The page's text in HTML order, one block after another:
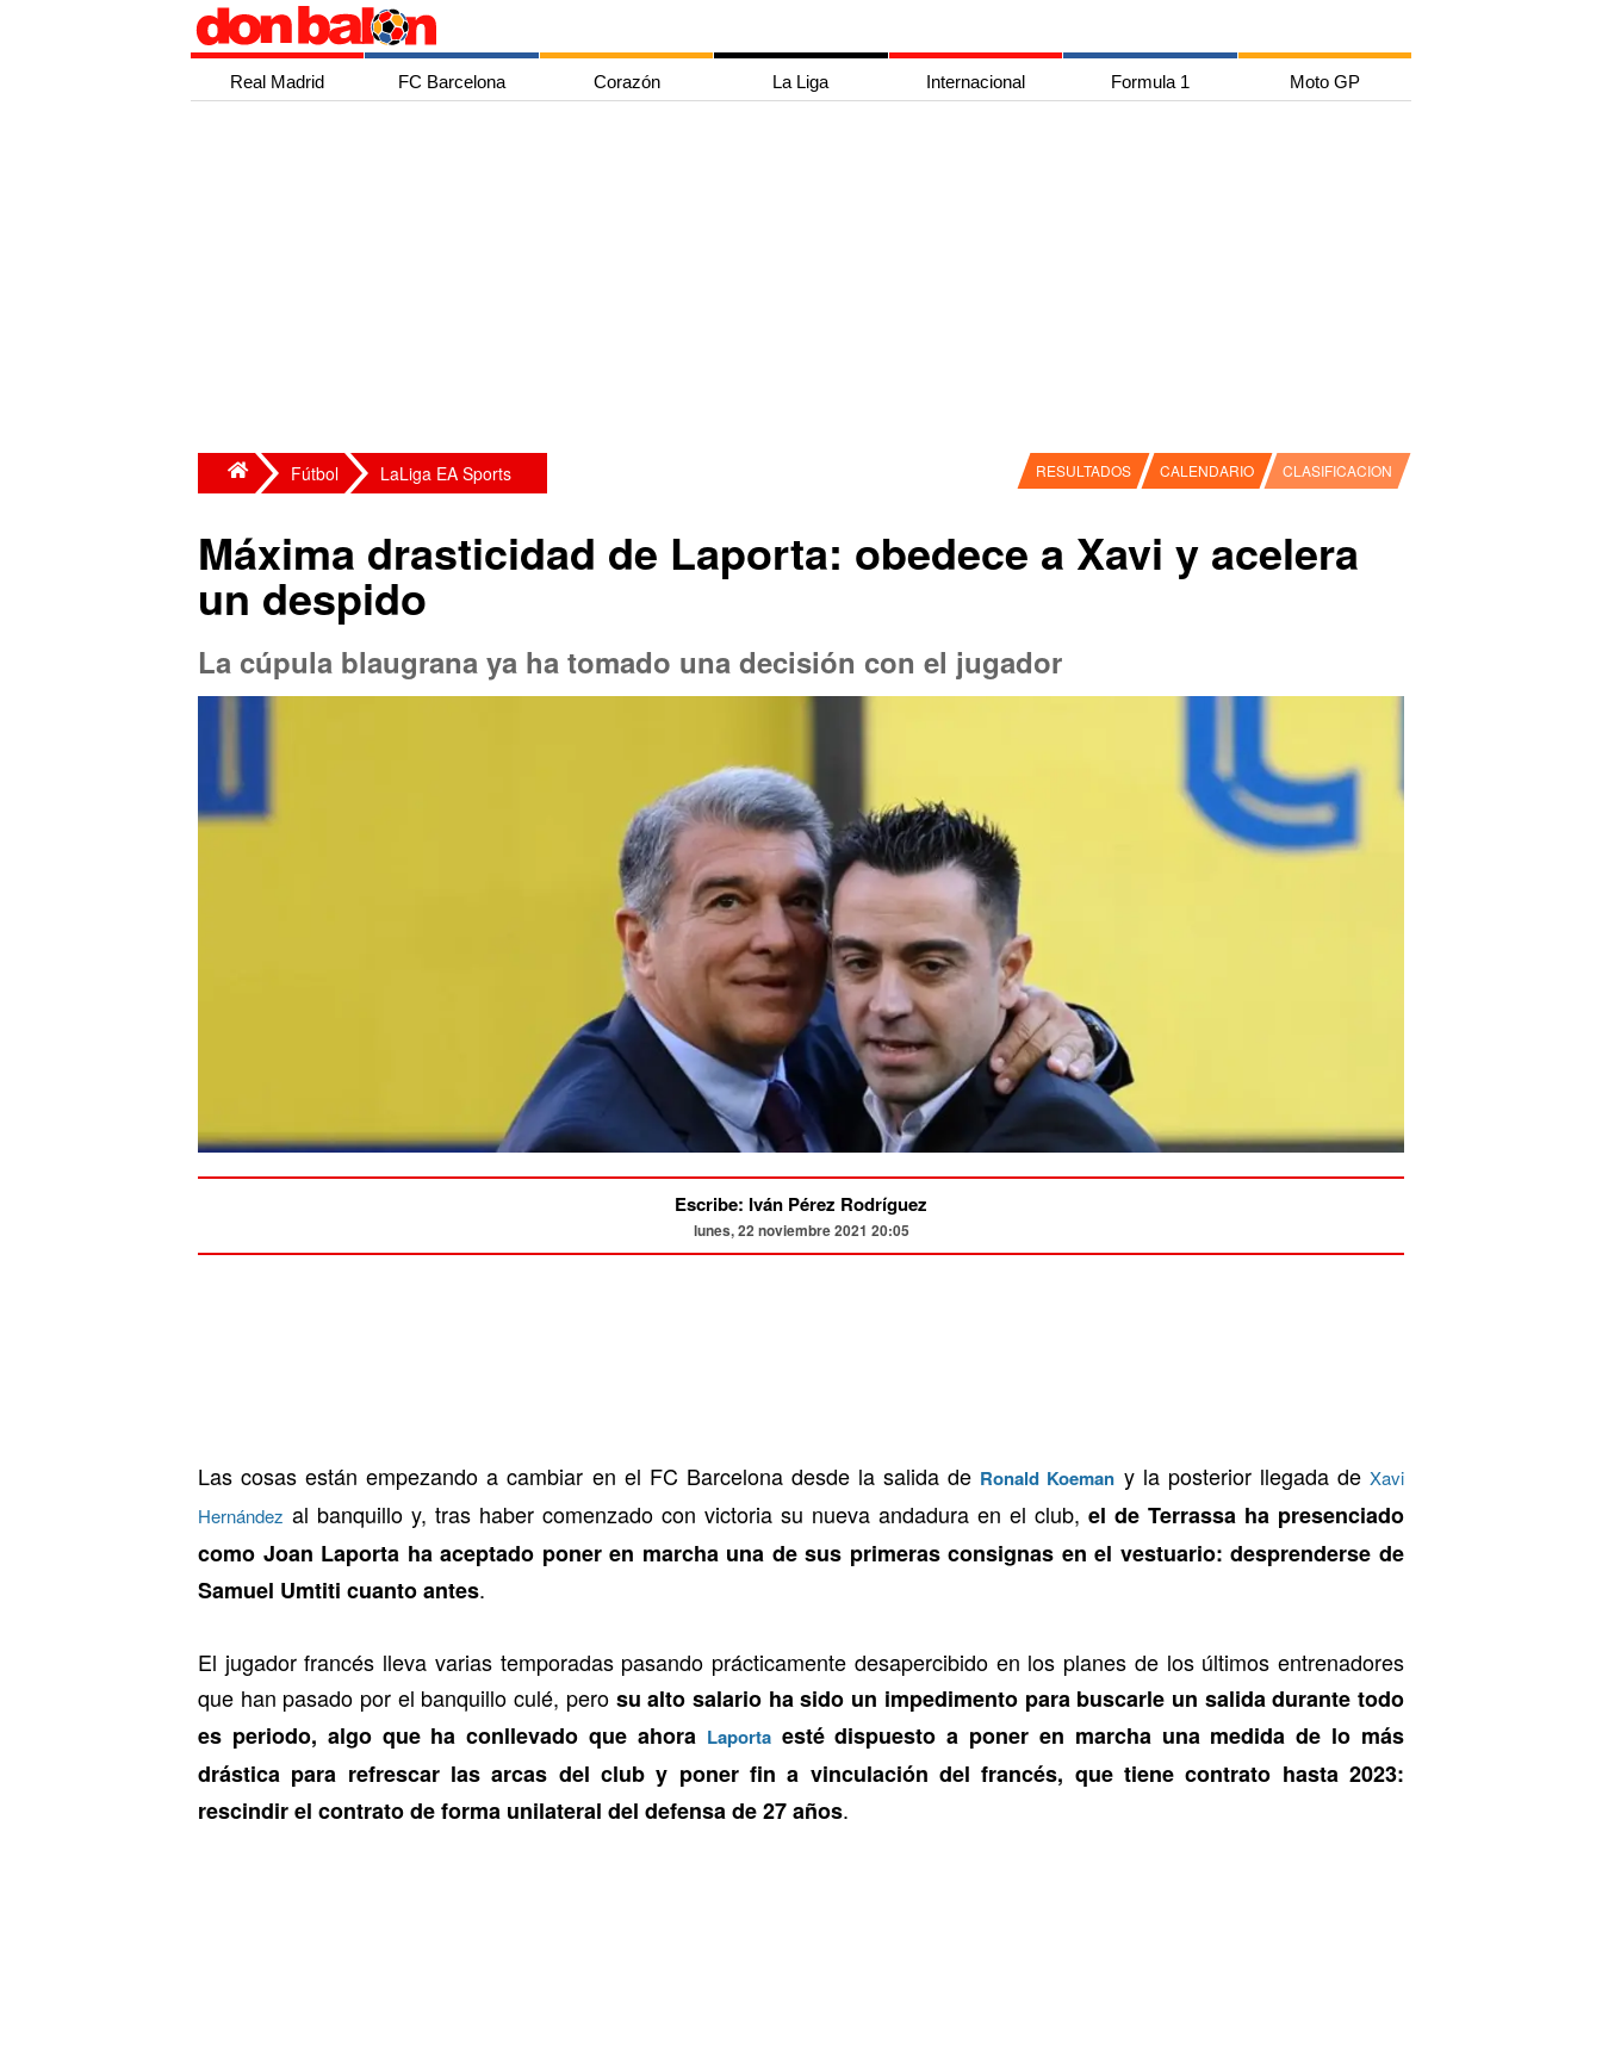
Real Madrid FC Barcelona Corazón La Liga Internacional Formula 1 Moto GP
Fútbol LaLiga EA Sports RESULTADOS CALENDARIO CLASIFICACION
Máxima drasticidad de Laporta: obedece a Xavi y acelera
un despido
La cúpula blaugrana ya ha tomado una decisión con el jugador
Escribe: Iván Pérez Rodríguez
lunes, 22 noviembre 2021 20:05
Las cosas están empezando a cambiar en el FC Barcelona desde la salida de Ronald Koeman y la posterior llegada deXavi
Hernández al banquillo y, tras haber comenzado con victoria su nueva andadura en el club, el de Terrassa ha presenciado
como Joan Laporta ha aceptado poner en marcha una de sus primeras consignas en el vestuario: desprenderse de
Samuel Umtiti cuanto antes.
El jugador francés lleva varias temporadas pasando prácticamente desapercibido en los planes de los últimos entrenadores
que han pasado por el banquillo culé, pero su alto salario ha sido un impedimento para buscarle un salida durante todo
es periodo, algo que ha conllevado que ahora Laportaesté dispuesto a poner en marcha una medida de lo más
drástica para refrescar las arcas del club y poner fin a vinculación del francés, que tiene contrato hasta 2023:
rescindir el contrato de forma unilateral del defensa de 27 años.